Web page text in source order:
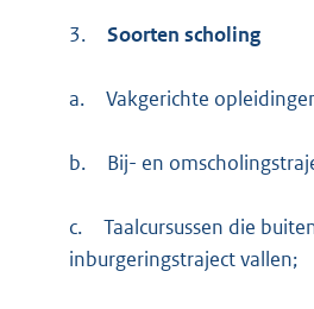
3. Soorten scholing
a. Vakgerichte
b. Bij- en
c.
Taalcursussen die
inburgeringstraject vallen;